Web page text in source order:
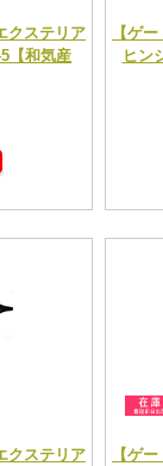
クステリア
【和気産
【ゲ
ヒン
クステリア
【ゲ